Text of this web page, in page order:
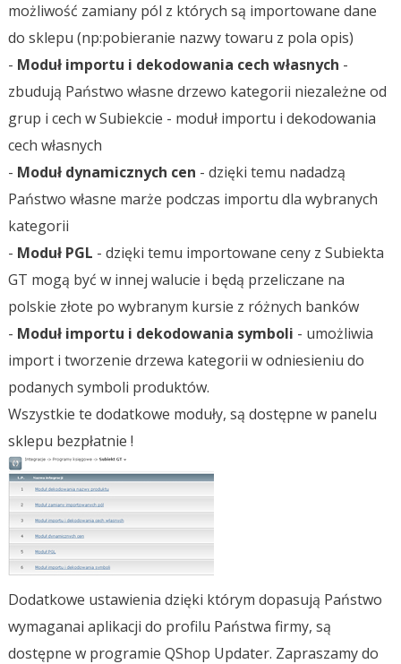
możliwość zamiany pól z których są importowane dane
do sklepu (np:pobieranie nazwy towaru z pola opis)
- Moduł importu i dekodowania cech własnych -
zbudują Państwo własne drzewo kategorii niezależne od
grup i cech w Subiekcie - moduł importu i dekodowania
cech własnych
- Moduł dynamicznych cen - dzięki temu nadadzą
Państwo własne marże podczas importu dla wybranych
kategorii
- Moduł PGL - dzięki temu importowane ceny z Subiekta
GT mogą być w innej walucie i będą przeliczane na
polskie złote po wybranym kursie z różnych banków
- Moduł importu i dekodowania symboli - umożliwia
import i tworzenie drzewa kategorii w odniesieniu do
podanych symboli produktów.
Wszystkie te dodatkowe moduły, są dostępne w panelu
sklepu bezpłatnie !
Dodatkowe ustawienia dzięki którym dopasują Państwo
wymaganai aplikacji do profilu Państwa firmy, są
dostępne w programie QShop Updater. Zapraszamy do